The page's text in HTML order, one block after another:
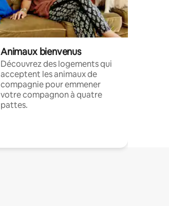
Animaux bienvenus
Découvrez des logements qui
acceptent les animaux de
compagnie pour emmener
votre compagnon à quatre
pattes.